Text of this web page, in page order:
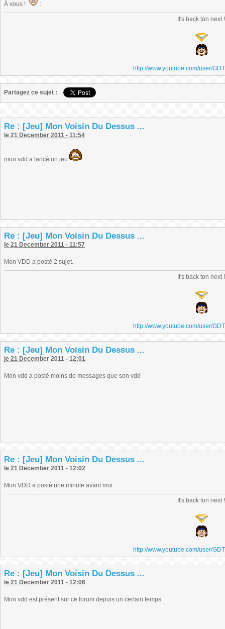
À vous ! :
It's back ton next !
http://www.youtube.com/user/
Partagez ce sujet :
Re : [Jeu] Mon Voisin Du Dessus ...
le 21 December 2011 - 11:54
mon vdd a lancé un jeu
Re : [Jeu] Mon Voisin Du Dessus ...
le 21 December 2011 - 11:57
Mon VDD a posté 2 sujet.
It's back ton next !
http://www.youtube.com/user/
Re : [Jeu] Mon Voisin Du Dessus ...
le 21 December 2011 - 12:01
Mon vdd a posté moins de messages que son vdd
Re : [Jeu] Mon Voisin Du Dessus ...
le 21 December 2011 - 12:02
Mon VDD a posté une minute avant moi
It's back ton next !
http://www.youtube.com/user/
Re : [Jeu] Mon Voisin Du Dessus ...
le 21 December 2011 - 12:06
Mon vdd est présent sur ce forum depuis un certain temps